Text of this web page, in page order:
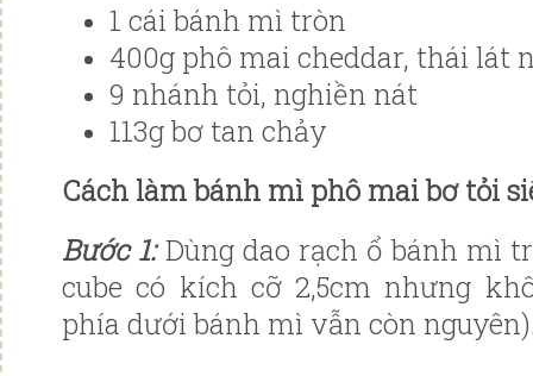
1 cái bánh mì tròn
400g phô mai cheddar, thái lát
9 nhánh tỏi, nghiền nát
113g bơ tan chảy
Cách làm bánh mì phô mai bơ tỏi
Bước 1:Dùng dao rạch ổ bánh mì
cube có kích cỡ 2,5cm nhưng
phía dưới bánh mì vẫn còn